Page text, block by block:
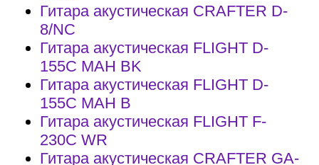
Гитара акустическая CRAFTER D-
8/NС
Гитара акустическая FLIGHT D-
155C MAH BK
Гитара акустическая FLIGHT D-
155C MAH B
Гитара акустическая FLIGHT F-
230C WR
Гитара акустическая CRAFTER GA-